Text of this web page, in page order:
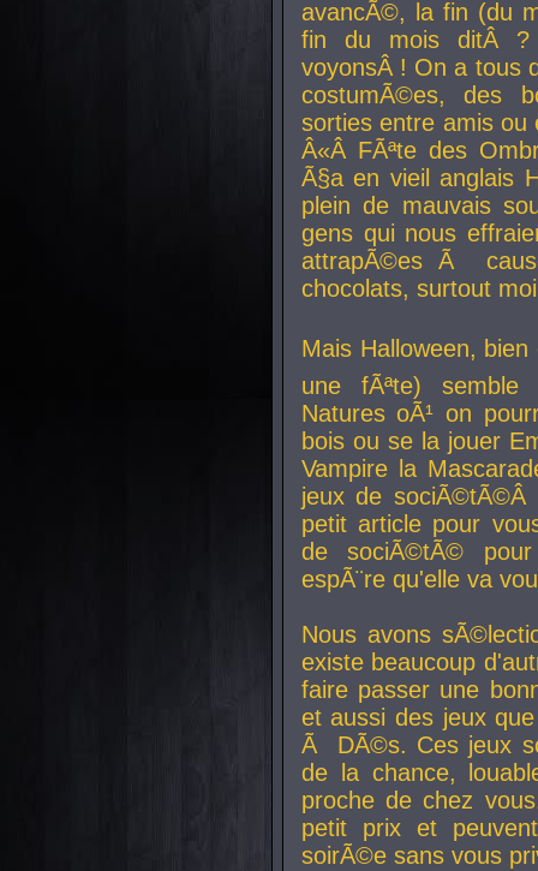
avancÃ©, la fin (du
fin du mois ditÂ ?
voyonsÂ ! On a tous
costumÃ©es, des
sorties entre amis
Â«Â FÃªte des
Ã§a en vieil anglais
plein de mauvais
gens qui nous
attrapÃ©es Ã
chocolats, surtout
Mais Halloween, bien
une fÃªte) semble
Natures oÃ¹ on
bois ou se la jouer
Vampire la
jeux de
petit article pour
de sociÃ©tÃ©
espÃ¨re qu'elle va
Nous avons
existe beaucoup
faire passer une
et aussi des jeux
Ã DÃ©s. Ces jeux
de la chance,
proche de chez
petit prix et
soirÃ©e sans vous